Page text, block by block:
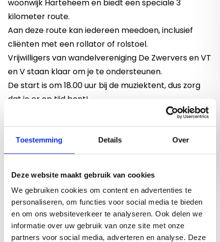
Toestemming Details Over
Deze website maakt gebruik van cookies
We gebruiken cookies om content en advertenties te
personaliseren, om functies voor social media te bieden
en om ons websiteverkeer te analyseren. Ook delen we
informatie over uw gebruik van onze site met onze
partners voor social media, adverteren en analyse. Deze
woonwijk Harteheem en biedt een speciale 3
kilometer route.
Aan deze route kan iedereen meedoen, inclusief
cliënten met een rollator of rolstoel.
Vrijwilligers van wandelvereniging De Zwervers en VT
en V staan klaar om je te ondersteunen.
De start is om 18.00 uur bij de muziektent, dus zorg
dat je er op tijd bent!
Op de laatste avond worden de medailles en een
verrassing uitgedeeld in de sportzaal.
Mis deze geweldige kans niet om samen te
wandelen en plezier te maken!
We kijken ernaar uit om je te zien!
Binnenkort op de agenda